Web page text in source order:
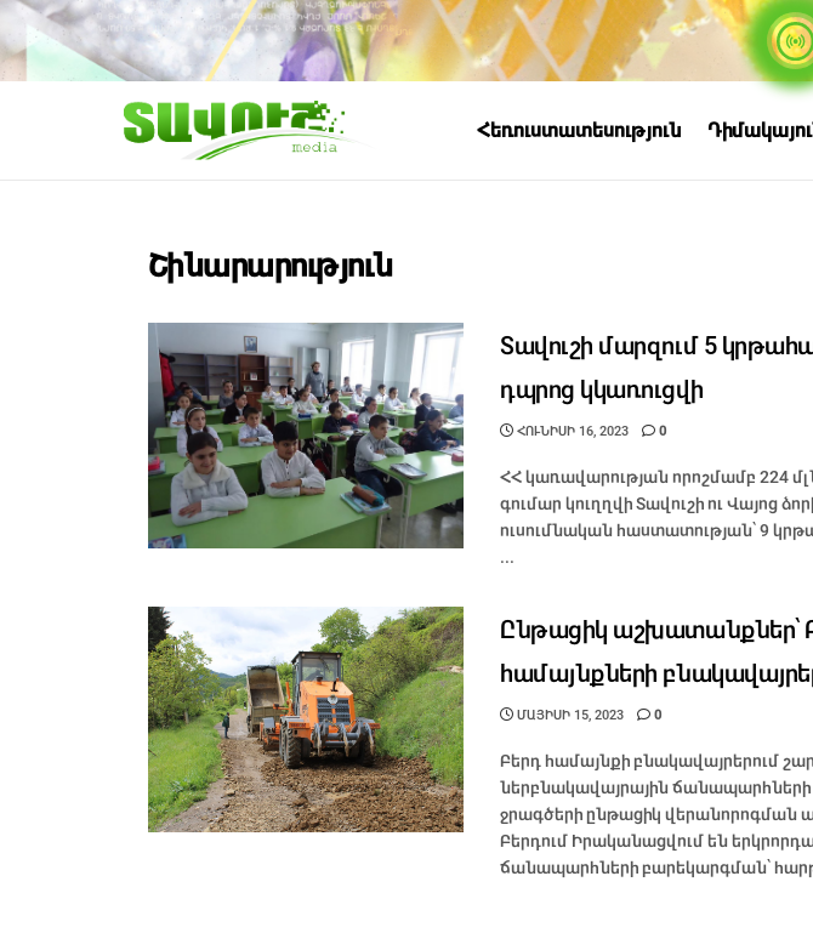
Հեռուստատեսություն
Շինարարություն
Տավուշի մարզում 5
դպրոց կկառուցվի
ՀՈՒՆԻՍԻ 16, 2023 0
ՀՀ կառավարության որոշմամբ 224
գումար կուղղվի Տավուշի ու Վայոց
ուսումնական հաստատության՝ 9
...
Ընթացիկ աշխատանքներ՝
համայնքների
ՄԱՅԻՍԻ 15, 2023 0
Բերդ համայնքի բնակավայրերում
ներբնակավայրային ճանապարհների
ջրագծերի ընթացիկ վերանորոգման
Բերդում Իրականացվում են
ճանապարհների բարեկարգման՝